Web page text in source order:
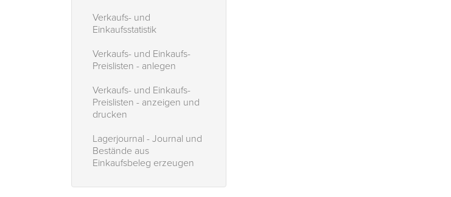
Verkaufs- und
Einkaufsstatistik
Verkaufs- und Einkaufs-
Preislisten - anlegen
Verkaufs- und Einkaufs-
Preislisten - anzeigen und
drucken
Lagerjournal - Journal und
Bestände aus
Einkaufsbeleg erzeugen